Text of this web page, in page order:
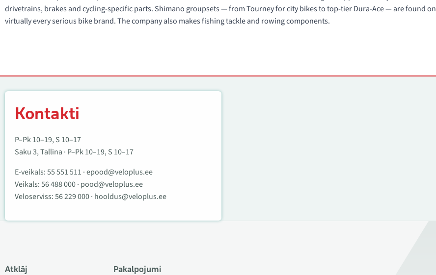
drivetrains, brakes and cycling-specific parts. Shimano groupsets — from Tourney for city bikes to top-tier Dura-Ace — are found on
virtually every serious bike brand. The company also makes fishing tackle and rowing components.
Kontakti
P–Pk 10–19, S 10–17
Saku 3, Tallina · P–Pk 10–19, S 10–17
E-veikals:55 551 511 ·epood@veloplus.ee
Veikals:56 488 000· pood@veloplus.ee
Veloserviss:56 229 000· hooldus@veloplus.ee
Atklāj Pakalpojumi